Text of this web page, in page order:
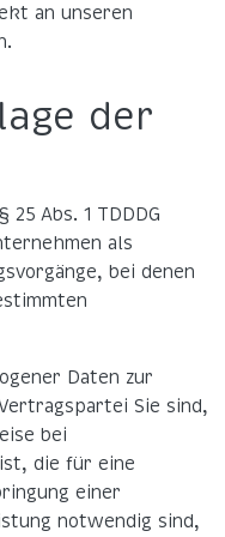
an unseren
der
25 Abs. 1 TDDDG
als
bei denen
Daten zur
Sie sind,
bei
die für eine
einer
notwendig sind,